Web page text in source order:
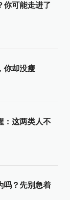
你可能走进了
你却没瘦
：这两类人不
吗？先别急着